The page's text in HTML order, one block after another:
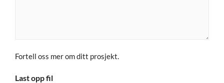
Fortell oss mer om ditt prosjekt.
Last opp fil